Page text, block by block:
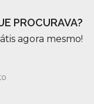
PROCURAVA?
agora mesmo!